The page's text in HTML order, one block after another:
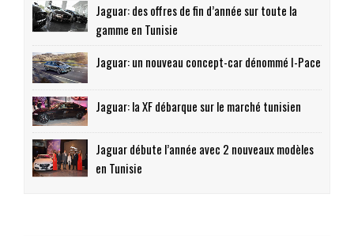
Jaguar: des offres de fin d’année sur toute la
gamme en Tunisie
Jaguar: un nouveau concept-car dénommé I-Pace
Jaguar: la XF débarque sur le marché tunisien
Jaguar débute l’année avec 2 nouveaux modèles
en Tunisie